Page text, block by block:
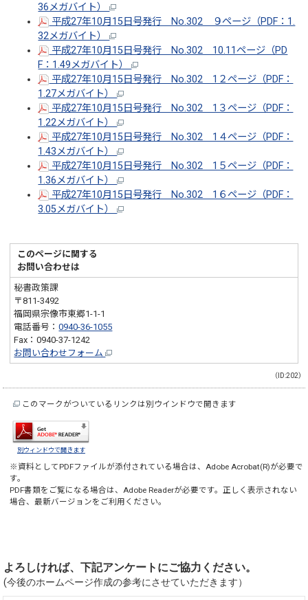
36メガバイト）
平成27年10月15日号発行 No.302 ９ページ（PDF：1.
32メガバイト）
平成27年10月15日号発行 No.302 10.11ページ（PD
F：1.49メガバイト）
平成27年10月15日号発行 No.302 1２ページ（PDF：
1.27メガバイト）
平成27年10月15日号発行 No.302 1３ページ（PDF：
1.22メガバイト）
平成27年10月15日号発行 No.302 1４ページ（PDF：
1.43メガバイト）
平成27年10月15日号発行 No.302 1５ページ（PDF：
1.36メガバイト）
平成27年10月15日号発行 No.302 1６ページ（PDF：
3.05メガバイト）
このページに関する
お問い合わせは
秘書政策課
〒811-3492
福岡県宗像市東郷1-1-1
電話番号：0940-36-1055
Fax：0940-37-1242
お問い合わせフォーム
（ID:202）
このマークがついているリンクは別ウインドウで開きます
別ウィンドウで開きます
※資料としてPDFファイルが添付されている場合は、Adobe Acrobat(R)が必要で
す。
PDF書類をご覧になる場合は、Adobe Readerが必要です。正しく表示されない
場合、最新バージョンをご利用ください。